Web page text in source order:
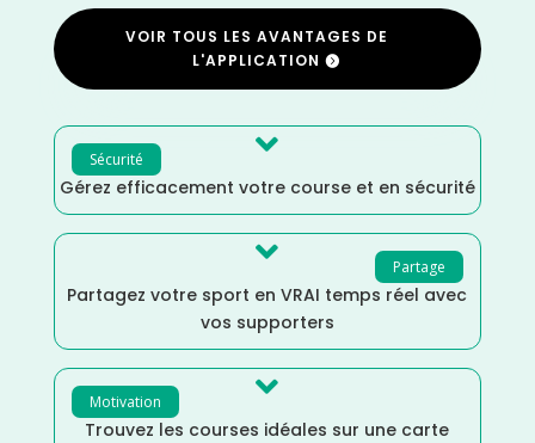
VOIR TOUS LES AVANTAGES DE
L'APPLICATION
Sécurité 
Gérez efficacement votre course et en sécurité
Partage

Partagez votre sport en VRAI temps réel avec
vos supporters
Motivation 
Trouvez les courses idéales sur une carte